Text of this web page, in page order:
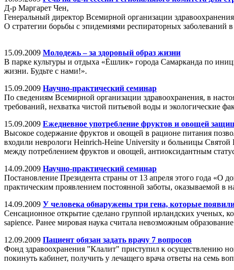
Д-р Маргарет Чен,
Генеральный директор Всемирной организации
О стратегии борьбы с эпидемиями респираторных заболеваний
15.09.2009 Молодежь – за здоровый образ жизни
В парке культуры и отдыха «Ёшлик» города Самарканда по
жизни. Будьте с нами!».
15.09.2009 Научно-практический семинар
По сведениям Всемирной организации здравоохранения, в
требований, нехватка чистой питьевой воды и экологические
15.09.2009 Ежедневное употребление фруктов и овощей
Высокое содержание фруктов и овощей в рационе питания
входили неврологи Heinrich-Heine University и больницы
между потреблением фруктов и овощей, антиоксидантным
14.09.2009 Научно-практический семинар
Постановление Президента страны от 13 апреля этого года «О
практическим проявлением постоянной заботы, оказываемой в
14.09.2009 У человека обнаружены три гена, которые
Сенсационное открытие сделано группой ирландских ученых,
sapience. Ранее мировая наука считала невозможным
12.09.2009 Пациент обязан задать врачу 7 вопросов
Фонд здравоохранения "Клалит" приступил к осуществлению
покинуть кабинет, получить у лечащего врача ответы на семь